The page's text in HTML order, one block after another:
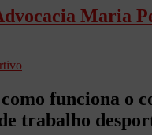
funciona o
trabalho